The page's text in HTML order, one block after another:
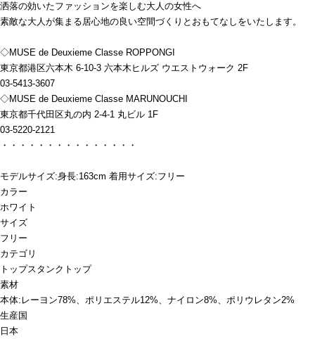
洒落の効いたファッションを楽しむ大人の女性へ
素敵な大人が集まる居心地の良い空間づくりとおもてなしをいたします。
◇MUSE de Deuxieme Classe ROPPONGI
東京都港区六本木 6-10-3 六本木ヒルズ ウエストウォーク 2F
03-5413-3607
◇MUSE de Deuxieme Classe MARUNOUCHI
東京都千代田区丸の内 2-4-1 丸ビル 1F
03-5220-2121
・・・・・・・・・・・・・・・
モデルサイズ:身長:163cm 着用サイズ:フリー
カラー
ホワイト
サイズ
フリー
カテゴリ
トップスタンクトップ
素材
本体:レーヨン78%、ポリエステル12%、ナイロン8%、ポリウレタン2%
生産国
日本